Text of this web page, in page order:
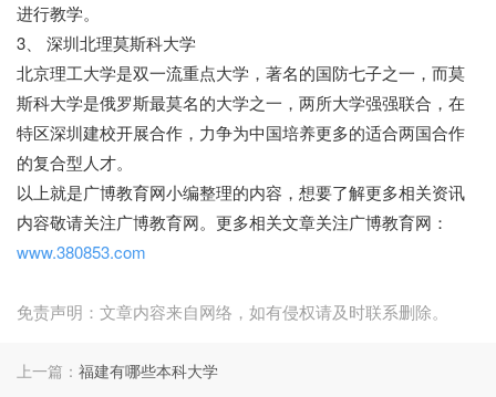
进行教学。
3、 深圳北理莫斯科大学
北京理工大学是双一流重点大学，著名的国防七子之一，而莫
斯科大学是俄罗斯最莫名的大学之一，两所大学强强联合，在
特区深圳建校开展合作，力争为中国培养更多的适合两国合作
的复合型人才。
以上就是广博教育网小编整理的内容，想要了解更多相关资讯
内容敬请关注广博教育网。更多相关文章关注广博教育网：
www.380853.com
免责声明：文章内容来自网络，如有侵权请及时联系删除。
上一篇： 福建有哪些本科大学